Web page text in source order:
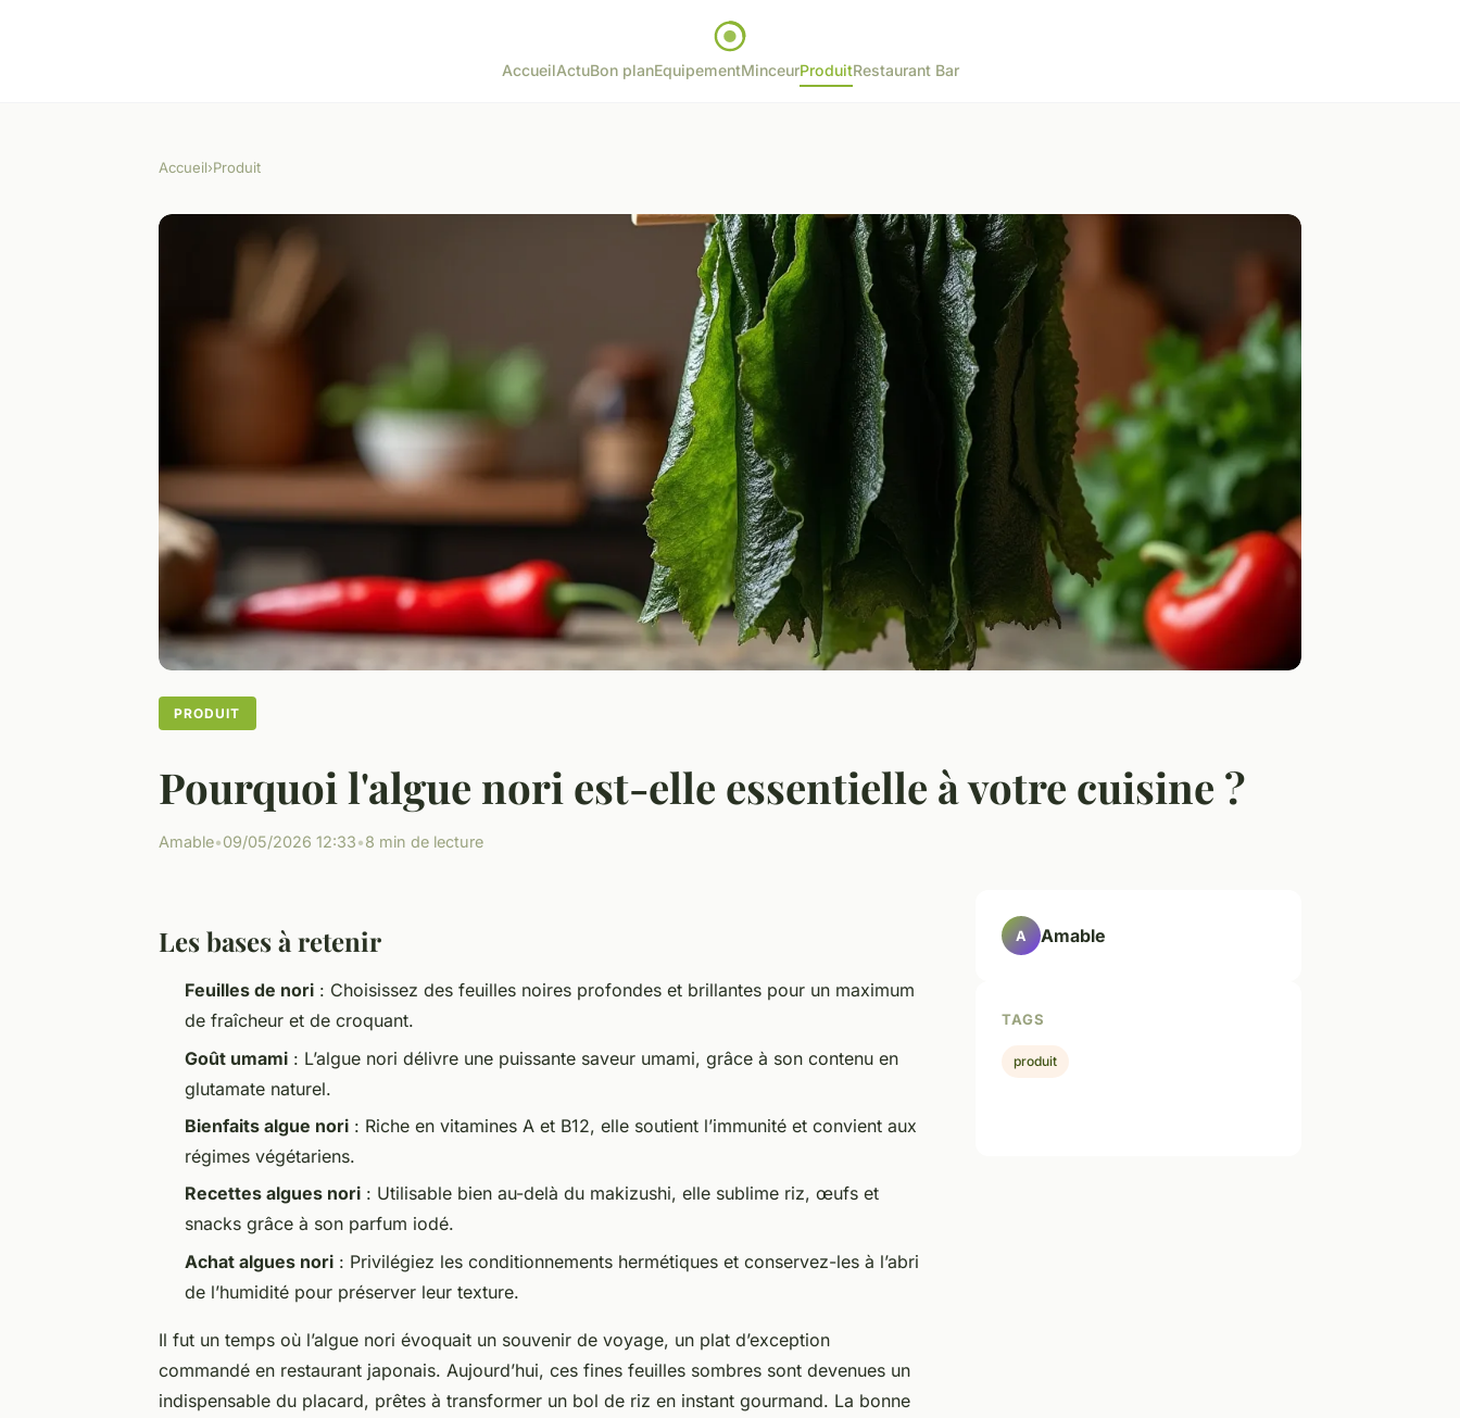
AccueilActuBon planEquipementMinceurProduitRestaurant Bar
Accueil›Produit
PRODUIT
Pourquoi l'algue nori est-elle essentielle à votre cuisine ?
Amable•09/05/2026 12:33•8 min de lecture
Les bases à retenir
Feuilles de nori : Choisissez des feuilles noires profondes et brillantes pour un maximum
de fraîcheur et de croquant.
Goût umami : L’algue nori délivre une puissante saveur umami, grâce à son contenu en
glutamate naturel.
Bienfaits algue nori : Riche en vitamines A et B12, elle soutient l’immunité et convient aux
régimes végétariens.
Recettes algues nori : Utilisable bien au-delà du makizushi, elle sublime riz, œufs et
snacks grâce à son parfum iodé.
Achat algues nori : Privilégiez les conditionnements hermétiques et conservez-les à l’abri
de l’humidité pour préserver leur texture.
Il fut un temps où l’algue nori évoquait un souvenir de voyage, un plat d’exception
commandé en restaurant japonais. Aujourd’hui, ces fines feuilles sombres sont devenues un
indispensable du placard, prêtes à transformer un bol de riz en instant gourmand. La bonne
A Amable
TAGS
produit